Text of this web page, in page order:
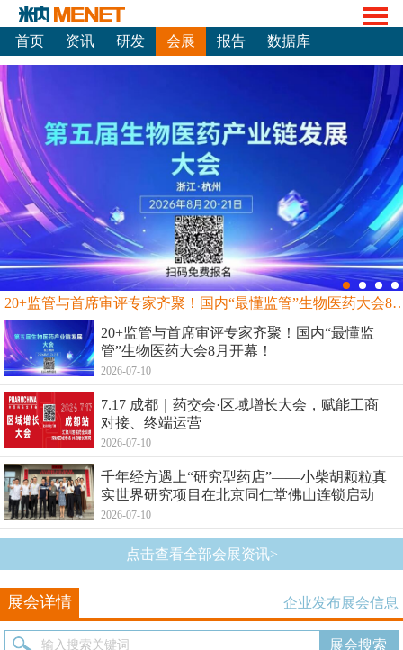
首页 资讯 研发 会展 报告 数据库
20+监管与首席审评专家齐聚！国内“最
20+监管与首席审评专家齐聚！国内“最懂监
管”生物医药大会8月开幕！
2026-07-10
7.17 成都｜药交会·区域增长大会，赋能工商
对接、终端运营
2026-07-10
千年经方遇上“研究型药店”——小柴胡颗粒真
实世界研究项目在北京同仁堂佛山连锁启动
2026-07-10
点击查看全部会展资讯>
展会详情 企业发布展会信息